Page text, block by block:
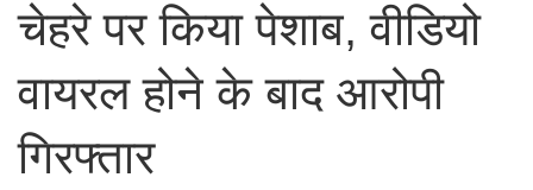
चेहरे पर किया पेशाब, वीडियो
वायरल होने के बाद आरोपी
गिरफ्तार